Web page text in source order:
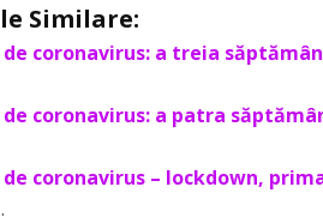
Similare:
de coronavirus: a treia
de coronavirus: a patra
de coronavirus – lockdown,